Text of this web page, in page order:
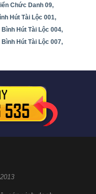
Chức Danh 09,
Hút Tài Lộc 001,
Bình Hút Tài Lộc 004,
Bình Hút Tài Lộc 007,